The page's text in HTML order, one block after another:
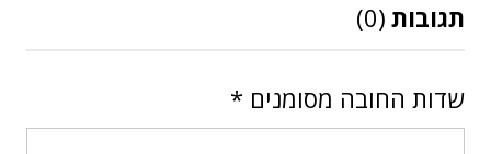
תגובות (0)
שדות החובה מסומנים *